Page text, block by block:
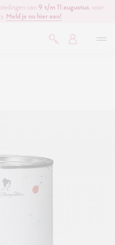
van 9 t/m 11 augustus , voor
Meld je nu hier aan!